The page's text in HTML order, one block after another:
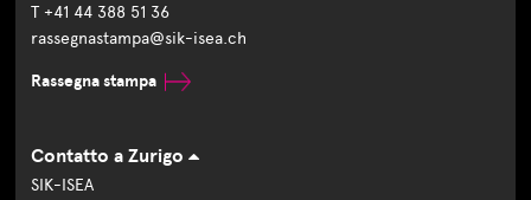
T +41 44 388 51 36
rassegnastampa@sik-isea.ch
Rassegna stampa
Contatto a Zurigo
SIK-ISEA